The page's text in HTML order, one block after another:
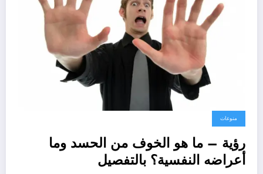
منوعات
رؤية – ما هو الخوف من الحسد وما
أعراضه النفسية؟ بالتفصيل